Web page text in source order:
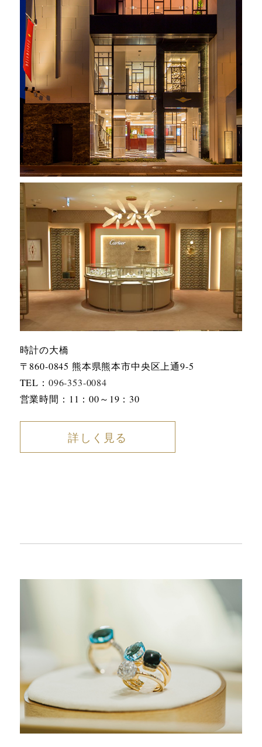
時計の大橋
〒860-0845 熊本県熊本市中央区上通9-5
TEL： 096-353-0084
営業時間：11：00～19：30
詳しく見る